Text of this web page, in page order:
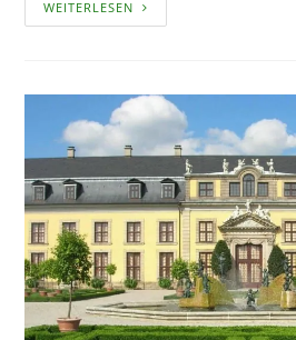
WEITERLESEN DIE
SCHÖNSTEN